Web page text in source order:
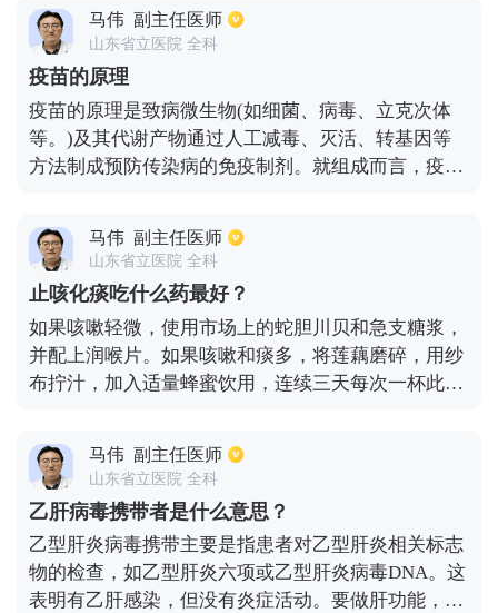
全科
肺炎 冠状病毒
病毒感染
马伟 副主任医师
山东省立医院 全科
疫苗的原理
疫苗的原理是致病微生物(如细菌、病毒、立克次体
等。)及其代谢产物通过人工减毒、灭活、转基因等
方法制成预防传染病的免疫制剂。就组成而言，疫苗
应和保护性抗体但它没有致病性，对身体无害。当身
体再次与病原体接触时，免疫系统会根据先前的记忆
产生更多的抗体，以防止病原体入侵或抵抗对身体的
损害。
马伟 副主任医师
山东省立医院 全科
止咳化痰吃什么药最好？
如果咳嗽轻微，使用市场上的蛇胆川贝和急支糖浆，
并配上润喉片。如果咳嗽和痰多，将莲藕磨碎，用纱
布拧汁，加入适量蜂蜜饮用，连续三天每次一杯此
12小时，待萝卜干后，将麦芽糖和汁喝掉，1-2次后
咳嗽停止，非常有效。此外，将500克嫩豆腐、5克陈
皮和5克桔梗一起放入锅中，用水煎煮。豆腐煮熟后
就可以吃了。当然，如果咳嗽不能长时间治愈，病人
应该去正规医院看医生，以避免延误治疗时间和加重
病情。平时，患者应注意保暖、通风，多喝白开水。
马伟 副主任医师
山东省立医院 全科
乙肝病毒携带者是什么意思？
乙型肝炎病毒携带主要是指患者对乙型肝炎相关标志
物的检查，如乙型肝炎六项或乙型肝炎病毒DNA。这
表明有乙肝感染，但没有炎症活动。要做肝功能，肝